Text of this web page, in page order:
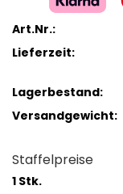
Art.Nr.:
Lieferzeit:
Lagerbestand:
Versandgewicht:
Staffelpreise
1 Stk.